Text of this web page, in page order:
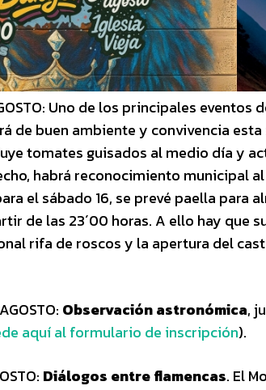
Uno de los principales
de buen ambiente y convivencia
tomates guisados al medio día y
habrá reconocimiento municipal
el sábado 16, se prevé paella
de las 23´00 horas. A ello hay que
rifa de roscos y la apertura del
Observación astronómica,
aquí al formulario de inscripción).
Diálogos entre flamencas. El